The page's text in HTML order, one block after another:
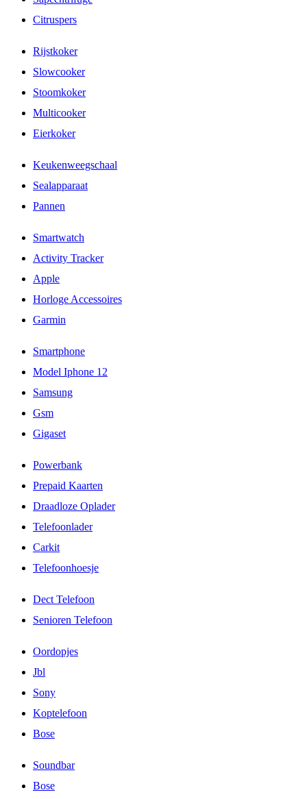
Citruspers
Rijstkoker
Slowcooker
Stoomkoker
Multicooker
Eierkoker
Keukenweegschaal
Sealapparaat
Pannen
Smartwatch
Activity Tracker
Apple
Horloge Accessoires
Garmin
Smartphone
Model Iphone 12
Samsung
Gsm
Gigaset
Powerbank
Prepaid Kaarten
Draadloze Oplader
Telefoonlader
Carkit
Telefoonhoesje
Dect Telefoon
Senioren Telefoon
Oordopjes
Jbl
Sony
Koptelefoon
Bose
Soundbar
Bose